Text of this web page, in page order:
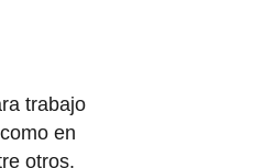
trabajo
en
otros.